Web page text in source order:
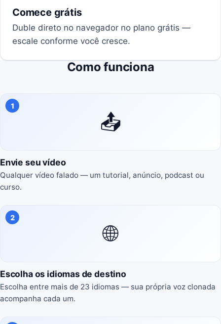
Comece grátis
Duble direto no navegador no plano grátis —
escale conforme você cresce.
Como funciona
📤
1
Envie seu vídeo
Qualquer vídeo falado — um tutorial, anúncio, podcast ou
curso.
🌐
2
Escolha os idiomas de destino
Escolha entre mais de 23 idiomas — sua própria voz clonada
acompanha cada um.